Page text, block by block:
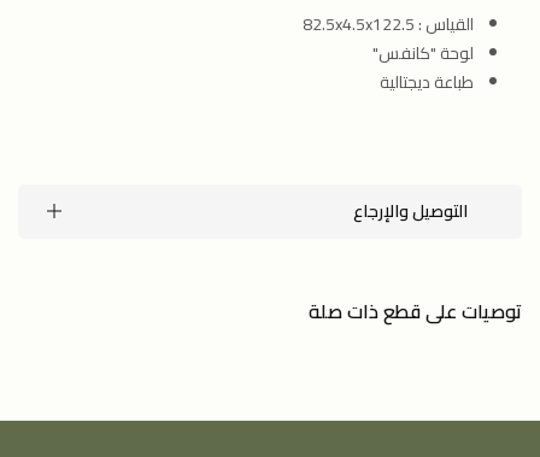
القياس : 82.5x4.5x122.5
لوحة "كانفس"
طباعة ديجتالية
التوصيل والإرجاع
توصيات على قطع ذات صلة